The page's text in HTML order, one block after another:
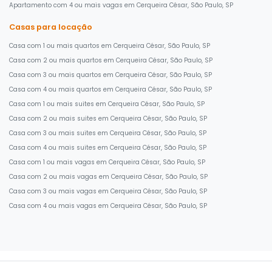
Apartamento com 4 ou mais vagas em Cerqueira César, São Paulo, SP
Casas para locação
Casa com 1 ou mais quartos em Cerqueira César, São Paulo, SP
Casa com 2 ou mais quartos em Cerqueira César, São Paulo, SP
Casa com 3 ou mais quartos em Cerqueira César, São Paulo, SP
Casa com 4 ou mais quartos em Cerqueira César, São Paulo, SP
Casa com 1 ou mais suites em Cerqueira César, São Paulo, SP
Casa com 2 ou mais suites em Cerqueira César, São Paulo, SP
Casa com 3 ou mais suites em Cerqueira César, São Paulo, SP
Casa com 4 ou mais suites em Cerqueira César, São Paulo, SP
Casa com 1 ou mais vagas em Cerqueira César, São Paulo, SP
Casa com 2 ou mais vagas em Cerqueira César, São Paulo, SP
Casa com 3 ou mais vagas em Cerqueira César, São Paulo, SP
Casa com 4 ou mais vagas em Cerqueira César, São Paulo, SP